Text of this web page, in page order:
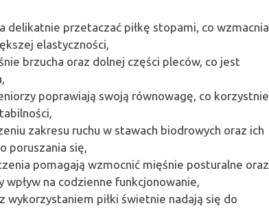
delikatnie przetaczać piłkę stopami, co wzmacnia
elastyczności,
brzucha oraz dolnej części pleców, co jest
poprawiają swoją równowagę, co korzystnie
zakresu ruchu w stawach biodrowych oraz ich
poruszania się,
pomagają wzmocnić mięśnie posturalne oraz
na codzienne funkcjonowanie,
wykorzystaniem piłki świetnie nadają się do